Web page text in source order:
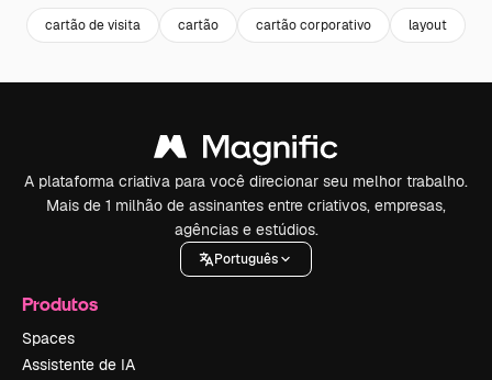
cartão de visita cartão cartão corporativo layout
A plataforma criativa para você direcionar seu melhor trabalho.
Mais de 1 milhão de assinantes entre criativos, empresas,
agências e estúdios.
Português
Produtos
Spaces
Assistente de IA